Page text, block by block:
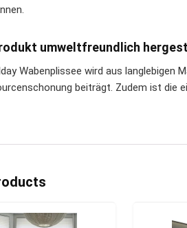
umweltfreundlich
Wabenplissee wird aus
beiträgt. Zudem ist die